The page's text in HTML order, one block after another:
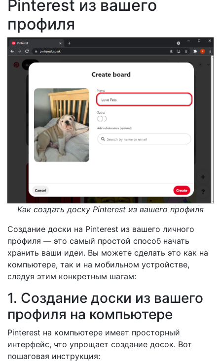
Pinterest из вашего
профиля
Как создать доску Pinterest из вашего профиля
Создание доски на Pinterest из вашего личного
профиля — это самый простой способ начать
хранить ваши идеи. Вы можете сделать это как на
компьютере, так и на мобильном устройстве,
следуя этим конкретным шагам:
1. Создание доски из вашего
профиля на компьютере
Pinterest на компьютере имеет просторный
интерфейс, что упрощает создание досок. Вот
пошаговая инструкция: